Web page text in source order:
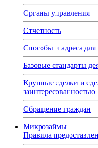
Органы управления
Отчетность
Способы и адреса
Базовые стандарты
Крупные сделки и
заинтересованностью
Обращение граждан
Микрозаймы
Правила